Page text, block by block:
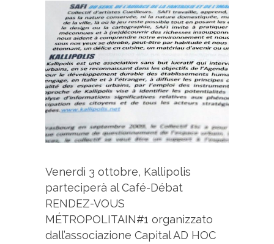
Venerdì 3 ottobre, Kallipolis
parteciperà al Café-Débat
RENDEZ-VOUS
MÉTROPOLITAIN#1 organizzato
dall’associazione Capital AD HOC